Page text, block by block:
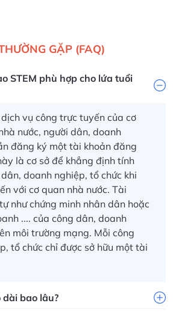
những chương trình,
từ nhỏ cho đến lớn."
GẶP (FAQ)
STEM phù hợp cho lứa tuổi
vụ công trực tuyến của cơ
nước, người dân, doanh
đăng ký một tài khoản đăng
là cơ sở để khẳng định tính
doanh nghiệp, tổ chức khi
với cơ quan nhà nước. Tài
như chứng minh nhân dân hoặc
.... của công dân, doanh
môi trường mạng. Mỗi công
tổ chức chỉ được sở hữu một tài
dài bao lâu?